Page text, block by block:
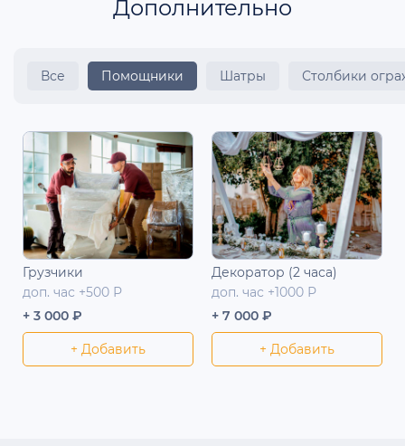
Дополнительно
Все Помощники Шатры Столбики
Грузчики
доп. час +500 Р
+ 3 000 ₽
+ Добавить
Декоратор (2 часа)
доп. час +1000 Р
+ 7 000 ₽
+ Добавить